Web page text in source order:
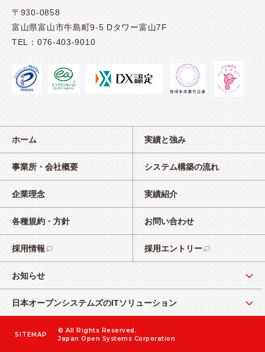
〒930-0858
富山県富山市牛島町9-5 Dタワー富山7F
TEL： 076-403-9010
ホーム
事業所・会社概要
企業理念
各種規約・方針
採用情報
実績と強み
システム構築の流れ
実績紹介
お問い合わせ
採用エントリー
お知らせ
日本オープンシステムズのITソリューション
SITEMAP
© All Rights Reserved.
Japan Open Systems Corporation